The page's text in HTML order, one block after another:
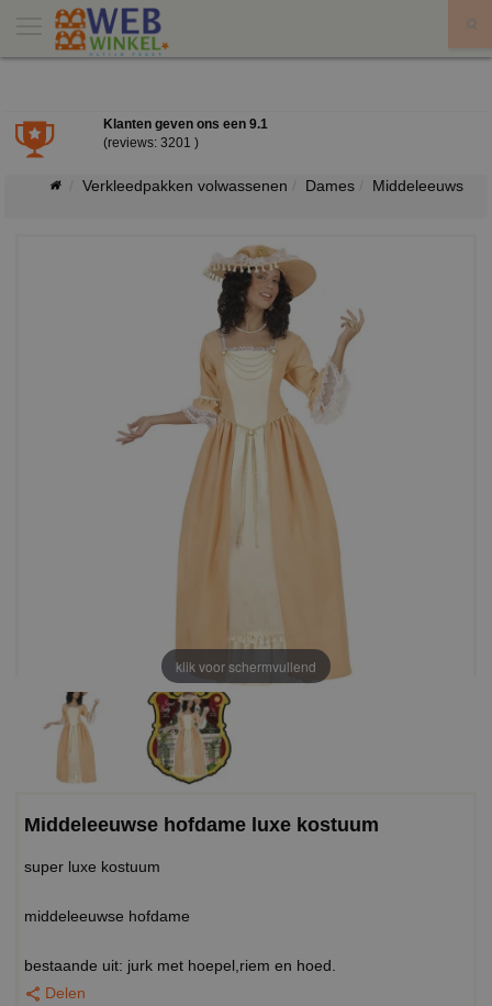
Klanten geven ons een 9.1
(reviews: 3201 )
Verkleedpakken volwassenen Dames Middeleeuws
klik voor schermvullend
Middeleeuwse hofdame luxe kostuum
super luxe kostuum
middeleeuwse hofdame
bestaande uit: jurk met hoepel,riem en hoed.
Delen